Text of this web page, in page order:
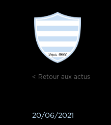
< Retour aux actus
20/06/2021